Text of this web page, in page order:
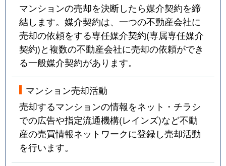
マンションの売却を決断したら媒介契約を締
結します。媒介契約は、一つの不動産会社に
売却の依頼をする専任媒介契約(専属専任媒介
契約)と複数の不動産会社に売却の依頼ができ
る一般媒介契約があります。
マンション売却活動
売却するマンションの情報をネット・チラシ
での広告や指定流通機構(レインズ)など不動
産の売買情報ネットワークに登録し売却活動
を行います。